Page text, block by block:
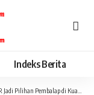
Indeks Berita
Pekan Olahraga Nasional (PON) XXI 2024